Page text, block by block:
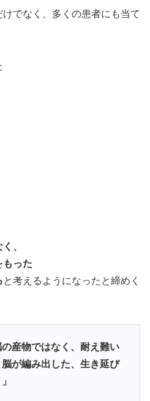
でなく、多くの患者にも当て
、
もった
と考えるようになったと締めく
の産物ではなく、耐え難い
が編み出した、生き延び